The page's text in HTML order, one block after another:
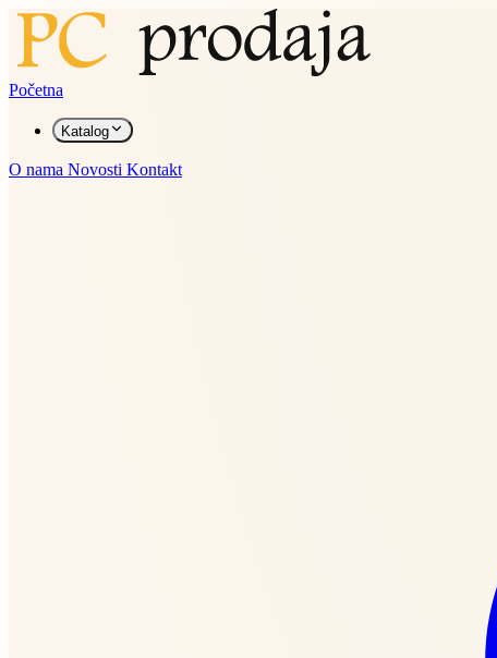
Početna
Katalog
O nama Novosti Kontakt